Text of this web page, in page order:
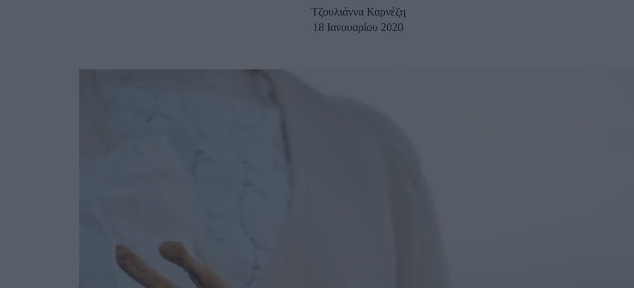
Τζουλιάννα Καρνέζη
18 Ιανουαρίου 2020